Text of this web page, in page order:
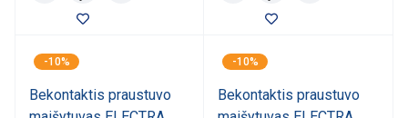
-10%
Bekontaktis praustuvo
-10%
Bekontaktis praustuvo